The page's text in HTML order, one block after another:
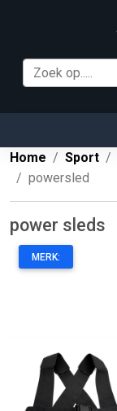
Home
Sport
powersled
power sleds
MERK: